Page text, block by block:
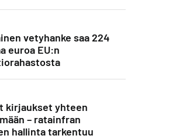
vetyhanke saa 224
euroa EU:n
kirjaukset yhteen
– ratainfran
hallinta tarkentuu